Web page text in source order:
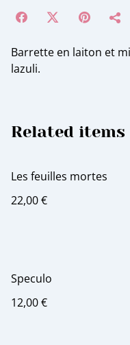
Barrette en laiton et
lazuli.
Related items
Les feuilles mortes
22,00 €
Speculo
12,00 €